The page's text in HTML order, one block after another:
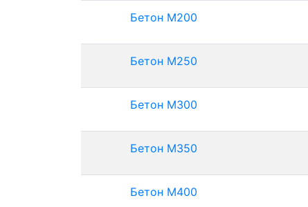
Бетон М200
Бетон М250
Бетон М300
Бетон М350
Бетон М400